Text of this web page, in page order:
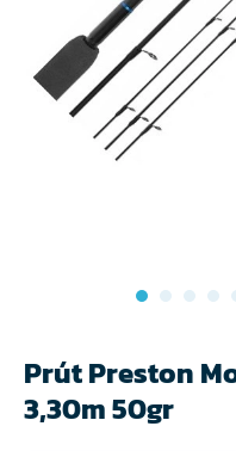
Prút Preston
3,30m 50gr